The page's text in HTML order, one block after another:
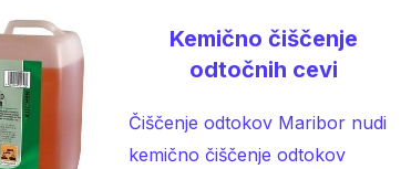
Kemično čiščenje
odtočnih cevi
Čiščenje odtokov Maribor nudi
kemično čiščenje odtokov